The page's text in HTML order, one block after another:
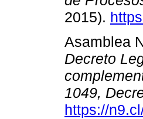
2015).
Asamblea
Decreto
1049,
https://